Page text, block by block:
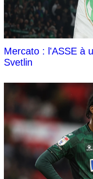
Mercato : l'ASSE à
Svetlin